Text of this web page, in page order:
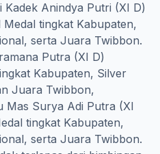
Kadek Anindya Putri (XI D)
tingkat Kabupaten,
serta Juara Twibbon.
Putra (XI D)
Kabupaten, Silver
Juara Twibbon,
Mas Surya Adi Putra (XI
tingkat Kabupaten,
serta Juara Twibbon.